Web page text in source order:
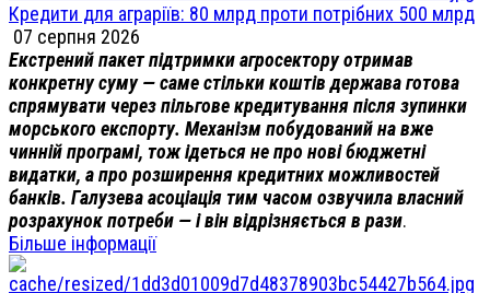
Кредити для аграріїв: 80 млрд проти потрібних 500 млрд
07 серпня 2026
Екстрений пакет підтримки агросектору отримав
конкретну суму — саме стільки коштів держава готова
спрямувати через пільгове кредитування після зупинки
морського експорту. Механізм побудований на вже
чинній програмі, тож ідеться не про нові бюджетні
видатки, а про розширення кредитних можливостей
банків. Галузева асоціація тим часом озвучила власний
розрахунок потреби — і він відрізняється в рази.
Більше інформації